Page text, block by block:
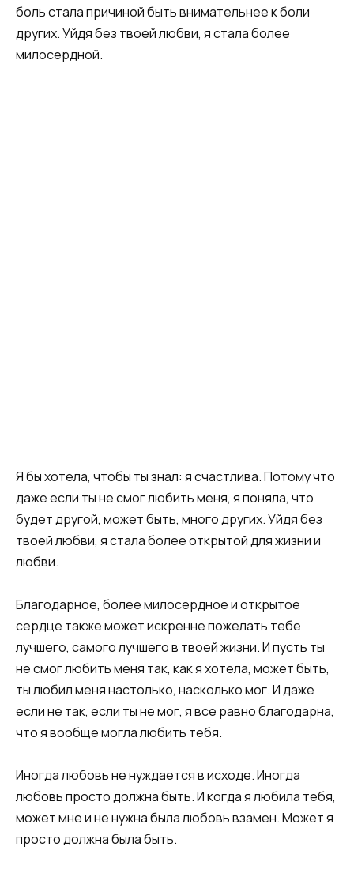
боль стала причиной быть внимательнее к боли
других. Уйдя без твоей любви, я стала более
милосердной.
Я бы хотела, чтобы ты знал: я счастлива. Потому что
даже если ты не смог любить меня, я поняла, что
будет другой, может быть, много других. Уйдя без
твоей любви, я стала более открытой для жизни и
любви.
Благодарное, более милосердное и открытое
сердце также может искренне пожелать тебе
лучшего, самого лучшего в твоей жизни. И пусть ты
не смог любить меня так, как я хотела, может быть,
ты любил меня настолько, насколько мог. И даже
если не так, если ты не мог, я все равно благодарна,
что я вообще могла любить тебя.
Иногда любовь не нуждается в исходе. Иногда
любовь просто должна быть. И когда я любила тебя,
может мне и не нужна была любовь взамен. Может я
просто должна была быть.